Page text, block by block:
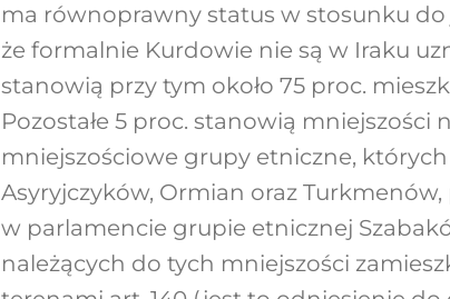
ma równoprawny status w stosunku do
że formalnie Kurdowie nie są w Iraku
stanowią przy tym około 75 proc.
Pozostałe 5 proc. stanowią
mniejszościowe grupy etniczne,
Asyryjczyków, Ormian oraz
w parlamencie grupie etnicznej
należących do tych mniejszości